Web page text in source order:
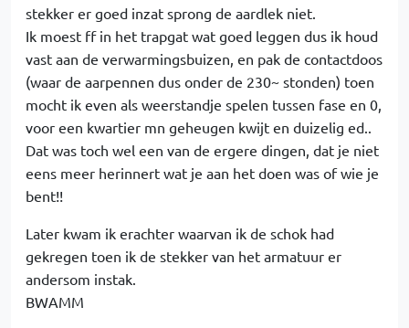
stekker er goed inzat sprong de aardlek niet.
Ik moest ff in het trapgat wat goed leggen dus ik houd
vast aan de verwarmingsbuizen, en pak de contactdoos
(waar de aarpennen dus onder de 230~ stonden) toen
mocht ik even als weerstandje spelen tussen fase en 0,
voor een kwartier mn geheugen kwijt en duizelig ed..
Dat was toch wel een van de ergere dingen, dat je niet
eens meer herinnert wat je aan het doen was of wie je
bent!!
Later kwam ik erachter waarvan ik de schok had
gekregen toen ik de stekker van het armatuur er
andersom instak.
BWAMM